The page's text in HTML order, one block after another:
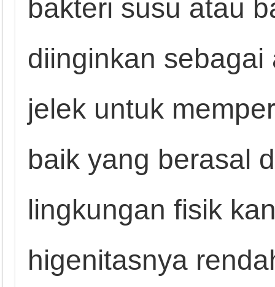
bakteri susu atau
diinginkan
jelek untuk
baik yang berasal
lingkungan fisik
higenitasnya